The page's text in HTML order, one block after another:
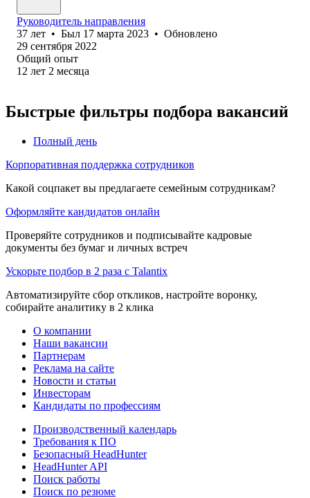
Руководитель направления
37 лет • Был 17 марта 2023 • Обновлено
29 сентября 2022
Общий опыт
12 лет 2 месяца
Быстрые фильтры подбора вакансий
Полный день
Корпоративная поддержка сотрудников
Какой соцпакет вы предлагаете семейным сотрудникам?
Оформляйте кандидатов онлайн
Проверяйте сотрудников и подписывайте кадровые
документы без бумаг и личных встреч
Ускорьте подбор в 2 раза с Talantix
Автоматизируйте сбор откликов, настройте воронку,
собирайте аналитику в 2 клика
О компании
Наши вакансии
Партнерам
Реклама на сайте
Новости и статьи
Инвесторам
Кандидаты по профессиям
Производственный календарь
Требования к ПО
Безопасный HeadHunter
HeadHunter API
Поиск работы
Поиск по резюме